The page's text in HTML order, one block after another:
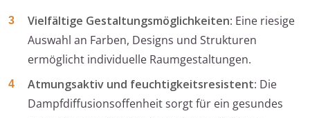
Vielfältige Gestaltungsmöglichkeiten: Eine riesige
Auswahl an Farben, Designs und Strukturen
ermöglicht individuelle Raumgestaltungen.
Atmungsaktiv und feuchtigkeitsresistent: Die
Dampfdiffusionsoffenheit sorgt für ein gesundes